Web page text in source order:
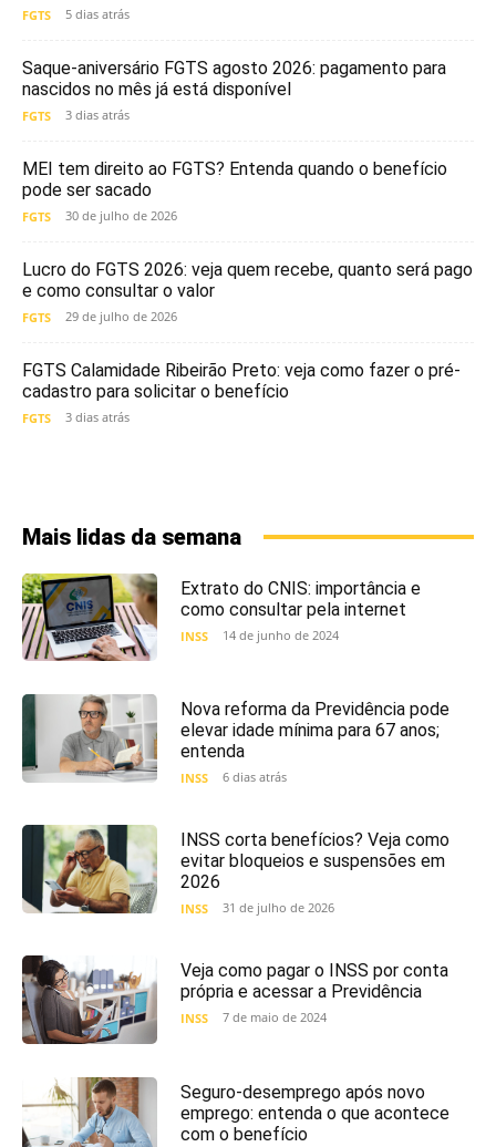
FGTS 5 dias atrás
Saque-aniversário FGTS agosto 2026: pagamento para
nascidos no mês já está disponível
FGTS 3 dias atrás
MEI tem direito ao FGTS? Entenda quando o benefício
pode ser sacado
FGTS 30 de julho de 2026
Lucro do FGTS 2026: veja quem recebe, quanto será pago
e como consultar o valor
FGTS 29 de julho de 2026
FGTS Calamidade Ribeirão Preto: veja como fazer o pré-
cadastro para solicitar o benefício
FGTS 3 dias atrás
Mais lidas da semana
Extrato do CNIS: importância e
como consultar pela internet
INSS 14 de junho de 2024
Nova reforma da Previdência pode
elevar idade mínima para 67 anos;
entenda
INSS 6 dias atrás
INSS corta benefícios? Veja como
evitar bloqueios e suspensões em
2026
INSS 31 de julho de 2026
Veja como pagar o INSS por conta
própria e acessar a Previdência
INSS 7 de maio de 2024
Seguro-desemprego após novo
emprego: entenda o que acontece
com o benefício